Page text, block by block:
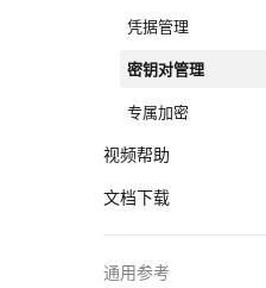
凭据管理
密钥对管理
专属加密
视频帮助
文档下载
通用参考